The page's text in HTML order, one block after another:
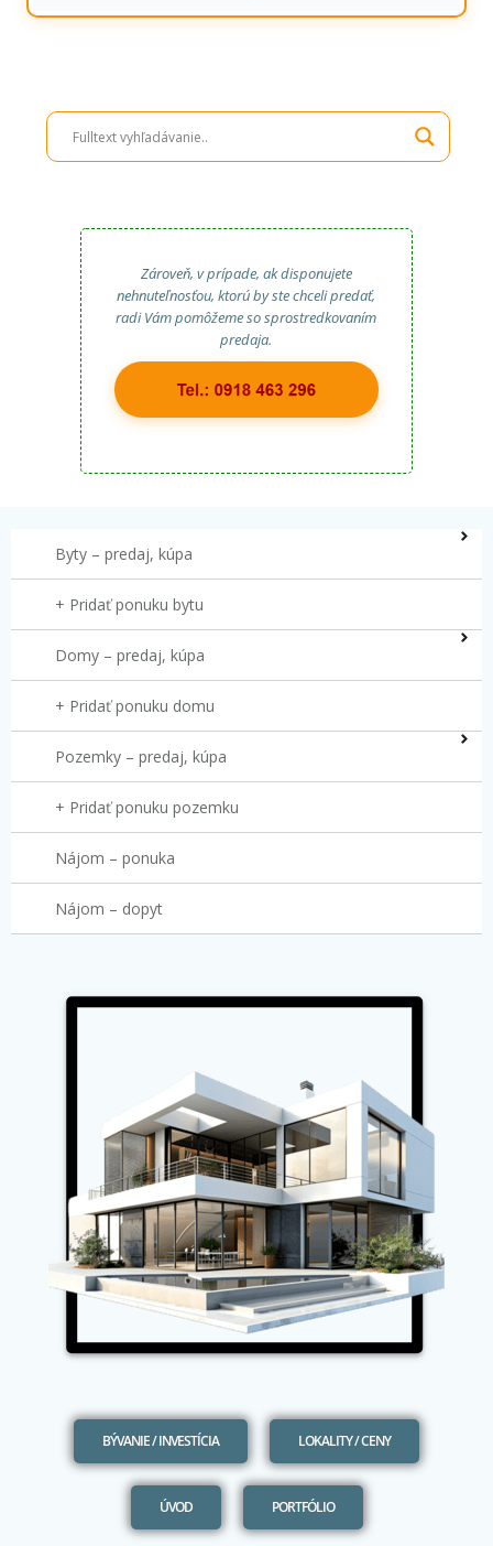
Zároveň, v prípade, ak disponujete
nehnuteľnosťou, ktorú by ste chceli predať,
radi Vám pomôžeme so sprostredkovaním
predaja.
Byty – predaj, kúpa
+ Pridať ponuku bytu
Domy – predaj, kúpa
+ Pridať ponuku domu
Pozemky – predaj, kúpa
+ Pridať ponuku pozemku
Nájom – ponuka
Nájom – dopyt
BÝVANIE / INVESTÍCIA LOKALITY / CENY
ÚVOD PORTFÓLIO